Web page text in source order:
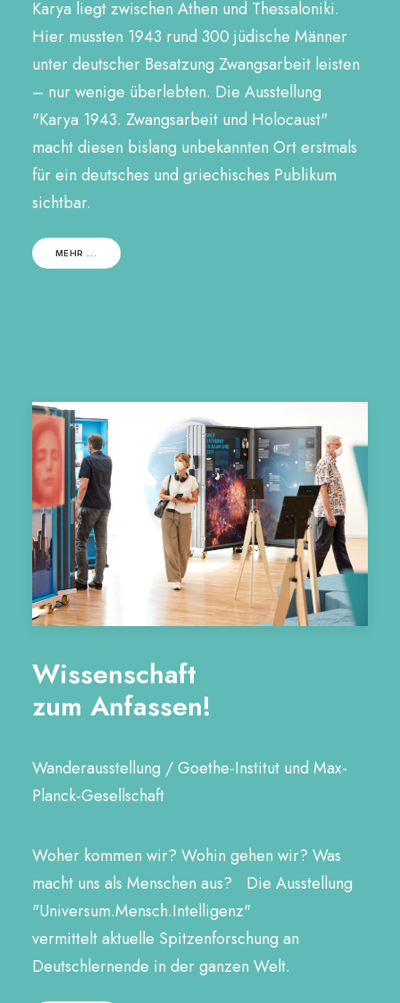
Karya liegt zwischen Athen und Thessaloniki.
Hier mussten 1943 rund 300 jüdische Männer
unter deutscher Besatzung Zwangsarbeit leisten
– nur wenige überlebten. Die Ausstellung
"Karya 1943. Zwangsarbeit und Holocaust"
macht diesen bislang unbekannten Ort erstmals
für ein deutsches und griechisches Publikum
sichtbar.
MEHR ...
Wissenschaft
zum Anfassen!
Wanderausstellung / Goethe-Institut und Max-
Planck-Gesellschaft
Woher kommen wir? Wohin gehen wir? Was
macht uns als Menschen aus? Die Ausstellung
"Universum.Mensch.Intelligenz"
vermittelt aktuelle Spitzenforschung an
Deutschlernende in der ganzen Welt.